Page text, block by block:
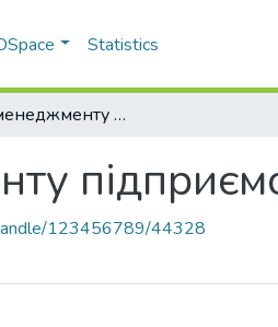
Statistics
Кафедра менеджменту підприємств (КМП)
123456789/44328